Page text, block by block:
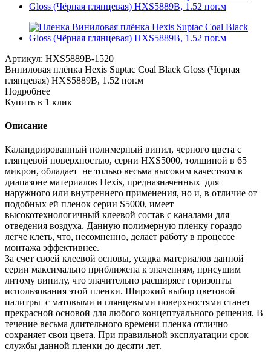
Артикул: HXS5889B-1520
Виниловая плёнка Hexis Suptac Coal Black Gloss (Чёрная
глянцевая) HXS5889B, 1.52 пог.м
Подробнее
Купить в 1 клик
Описание
Каландрированный полимерный винил, черного цвета с
глянцевой поверхностью, серии HXS5000, толщиной в 65
микрон, обладает не только весьма высоким качеством в
диапазоне материалов Hexis, предназначенных для
наружного или внутреннего применения, но и, в отличие от
подобных ей пленок серии S5000, имеет
высокотехнологичный клеевой состав с каналами для
отведения воздуха. Данную полимерную пленку гораздо
легче клеть, что, несомненно, делает работу в процессе
монтажа эффективнее.
За счет своей клеевой основы, усадка материалов данной
серии максимально приближена к значениям, присущим
литому винилу, что значительно расширяет горизонты
использования этой пленки. Широкий выбор цветовой
палитры с матовыми и глянцевыми поверхностями станет
прекрасной основой для любого концептуального решения. В
течение весьма длительного времени пленка отлично
сохраняет свои цвета. При правильной эксплуатации срок
службы данной пленки до десяти лет.